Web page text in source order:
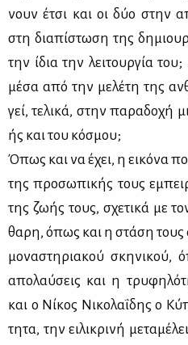
νουν έτσι και οι δύο στην
στη δια­πί­στω­ση της
την ίδια την λει­τουρ­γία
μέ­σα από την με­λέ­τη της
γεί, τε­λι­κά, στην πα­ρα­δο­χή
ής και του κό­σμου;
Όπως και να έχει, η ει­κό­να
της προ­σω­πι­κής τους
της ζω­ής τους, σχε­τι­κά με
θα­ρη, όπως και η στά­ση τους
μο­να­στη­ρια­κού σκη­νι­κού,
απο­λαύ­σεις και η
και ο Νί­κος Νι­κο­λα­ΐ­δης ο
τη­τα, την ει­λι­κρι­νή